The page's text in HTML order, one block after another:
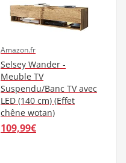
Amazon.fr
Selsey Wander -
Meuble TV
Suspendu/Banc TV avec
LED (140 cm) (Effet
chêne wotan)
109,99€